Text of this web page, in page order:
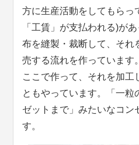
方に生産活動をしてもらっ
「工賃」が支払われる)が
布を縫製・裁断して、それ
売する流れを作っています
ここで作って、それを加工
ともやっています。「一粒
ゼットまで」みたいなコン
す。